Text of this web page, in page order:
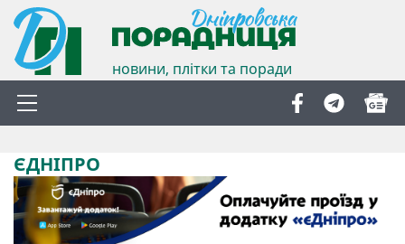
новини, плітки та поради
ЄДНІПРО